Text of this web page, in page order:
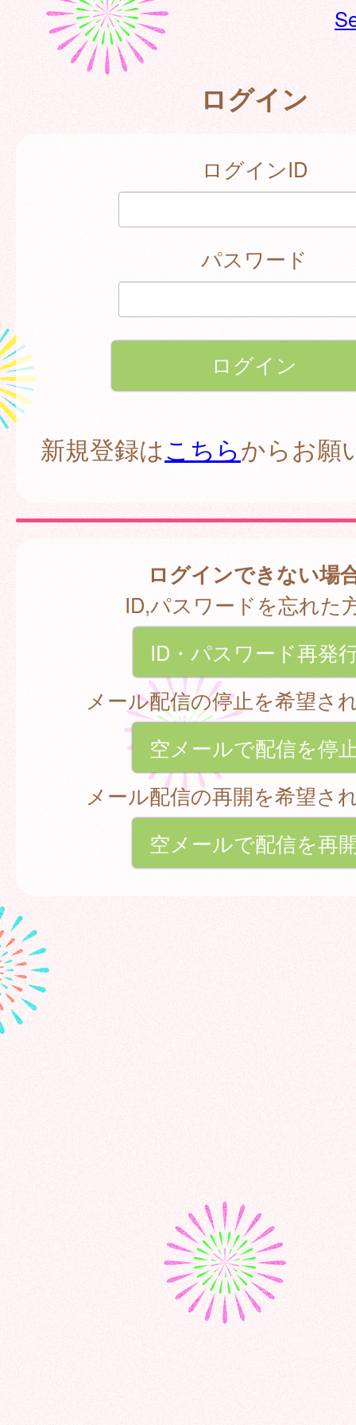
ログイン
ログインID
パスワード
新規登録はこちらからお願
ログインできない場
ID,パスワードを忘れた
ID・パスワード再発
メール配信の停止を希望さ
空メールで配信を停
メール配信の再開を希望さ
空メールで配信を再